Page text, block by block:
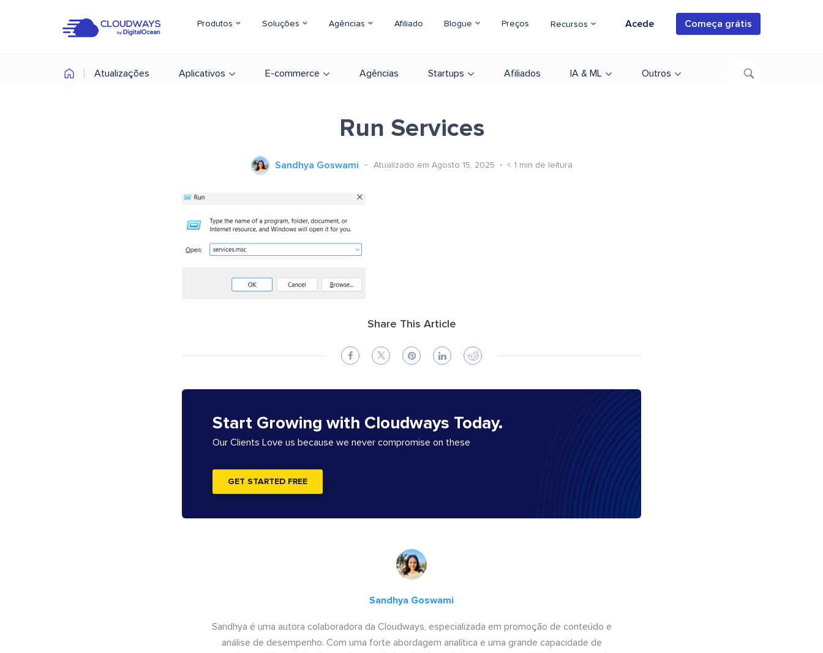
Produtos Soluções Agências Afiliado Blogue Preços Recursos Acede Começa grátis
Atualizações Aplicativos E-commerce Agências Startups Afiliados IA & ML Outros
Run Services
Sandhya Goswami Atualizado em Agosto 15, 2025 < 1 min de leitura
Share This Article
Start Growing with Cloudways Today.
Our Clients Love us because we never compromise on these
GET STARTED FREE
Sandhya Goswami
Sandhya é uma autora colaboradora da Cloudways, especializada em promoção de conteúdo e
análise de desempenho. Com uma forte abordagem analítica e uma grande capacidade de